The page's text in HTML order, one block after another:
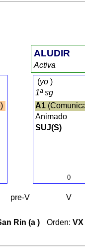
ALUDIR
Activa
(yo)
1ª sg
A1
Animado
SUJ(S)
0
pre-V V
Rin (a ) Orden: VX